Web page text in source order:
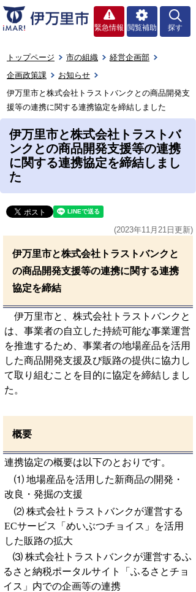
緊急情報 閲覧補助 探す
トップページ 市の組織
経営企画部
企画政策課
お知らせ
伊万里市と株式会社トラストバンクとの商品開発支
援等の連携に関する連携協定を締結しました
伊万里市と株式会社トラストバ
ンクとの商品開発支援等の連携
に関する連携協定を締結しまし
た
(2023年11月21日更新)
伊万里市と株式会社トラストバンクと
の商品開発支援等の連携に関する連携
協定を締結
伊万里市と、株式会社トラストバンクと
は、事業者の自立した持続可能な事業運営
を推進するため、事業者の地場産品を活用
した商品開発支援及び販路の提供に協力し
て取り組むことを目的に協定を締結しまし
た。
概要
連携協定の概要は以下のとおりです。
⑴ 地場産品を活用した新商品の開発・
改良・発掘の支援
⑵ 株式会社トラストバンクが運営する
ECサービス「めいぶつチョイス」を活用
した販路の拡大
⑶ 株式会社トラストバンクが運営するふ
るさと納税ポータルサイト「ふるさとチョ
イス」内での企画等の連携